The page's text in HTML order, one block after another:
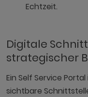
Echtzeit.
Digitale
strategischer
Ein Self Service Portal
sichtbare